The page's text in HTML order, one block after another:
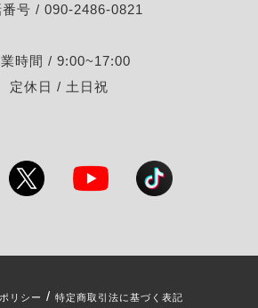
番号 / 090-2486-0821
時間 / 9:00~17:00
定休日 / 土日祝
リシー / 特定商取引法に基づく表記